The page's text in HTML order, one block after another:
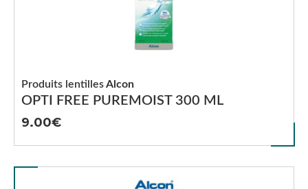
OPTI FREE PUREMOIST 300 ML
Produits lentillesAlcon
9.00